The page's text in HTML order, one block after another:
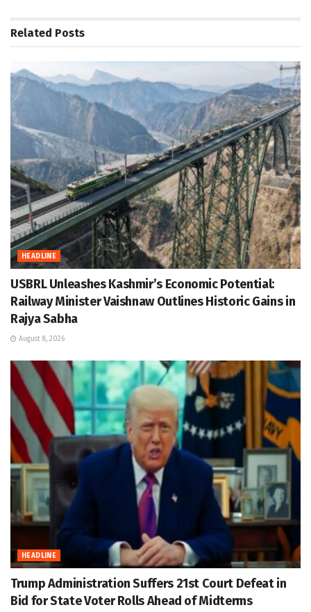
Related Posts
HEADLINE
USBRL Unleashes Kashmir’s Economic Potential:
Railway Minister Vaishnaw Outlines Historic Gains in
Rajya Sabha
August 8, 2026
HEADLINE
Trump Administration Suffers 21st Court Defeat in
Bid for State Voter Rolls Ahead of Midterms